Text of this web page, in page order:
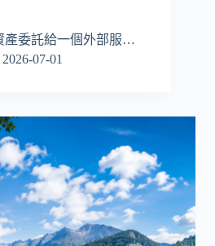
產委託給一個外部服…
2026-07-01